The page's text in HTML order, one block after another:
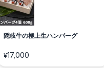
隠岐牛の極上生ハンバーグ
¥17,000